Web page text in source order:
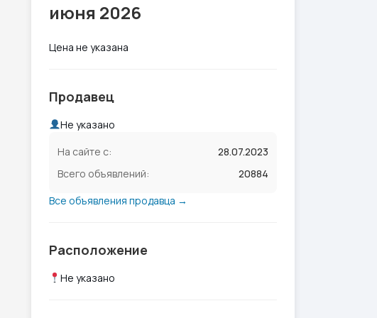
июня 2026
Цена не указана
Продавец
Не указано
На сайте с:
28.07.2023
Всего объявлений:
20884
Все объявления продавца →
Расположение
Не указано